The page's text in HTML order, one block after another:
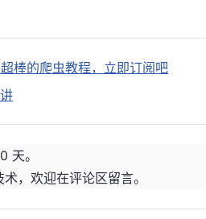
棒的爬虫教程，立即订阅吧
天。
，欢迎在评论区留言。